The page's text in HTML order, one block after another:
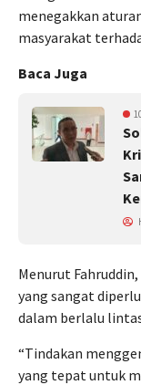
menegakkan
masyarakat
Baca Juga
Menurut
yang sangat
dalam berlalu
“Tindakan
yang tepat untuk